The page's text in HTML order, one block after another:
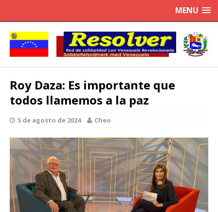
MENU
Roy Daza: Es importante que
todos llamemos a la paz
5 de agosto de 2024 Cheo